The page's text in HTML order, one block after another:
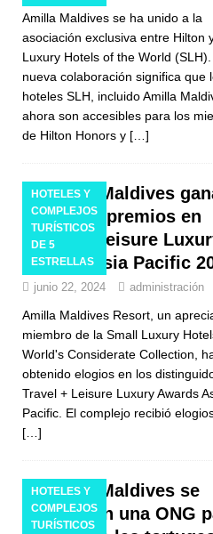
Amilla Maldives se ha unido a la
asociación exclusiva entre Hilton
Luxury Hotels of the World (SLH).
nueva colaboración significa que
hoteles SLH, incluido Amilla
ahora son accesibles para los
de Hilton Honors y […]
HOTELES Y
COMPLEJOS
TURÍSTICOS
DE 5
ESTRELLAS
Amilla Maldives
múltiples premios en
Travel + Leisure
Awards Asia Pacific
junio 22, 2024 administración
Amilla Maldives Resort, un
miembro de la Small Luxury
World's Considerate Collection,
obtenido elogios en los
Travel + Leisure Luxury Awards
Pacific. El complejo recibió
[…]
HOTELES Y
COMPLEJOS
TURÍSTICOS
Amilla Maldives se
asocia con una ONG